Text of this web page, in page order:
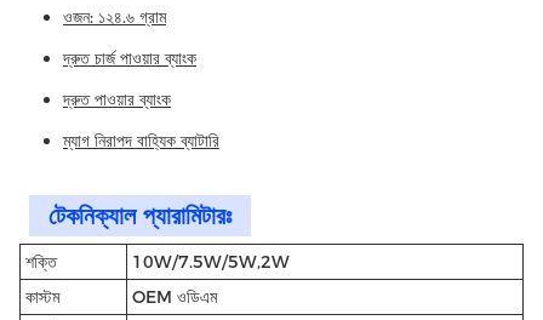
ওজন: ১২৪.৬ গ্রাম
দ্রুত চার্জ পাওয়ার ব্যাংক
দ্রুত পাওয়ার ব্যাংক
ম্যাগ নিরাপদ বাহ্যিক ব্যাটারি
টেকনিক্যাল প্যারামিটারঃ
শক্তি
10W/7.5W/5W,2W
কাস্টম
OEM ওডিএম